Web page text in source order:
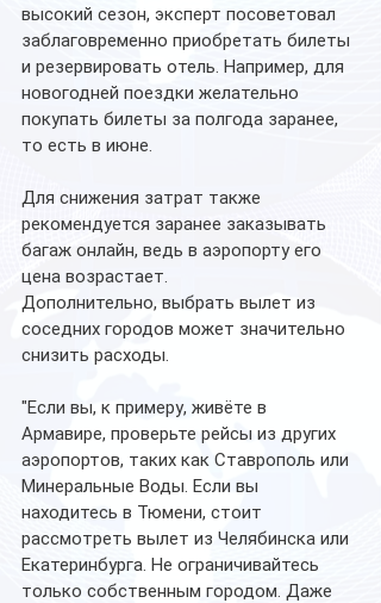
высокий сезон, эксперт посоветовал
заблаговременно приобретать билеты
и резервировать отель. Например, для
новогодней поездки желательно
покупать билеты за полгода заранее,
то есть в июне.
Для снижения затрат также
рекомендуется заранее заказывать
багаж онлайн, ведь в аэропорту его
цена возрастает.
Дополнительно, выбрать вылет из
соседних городов может значительно
снизить расходы.
"Если вы, к примеру, живёте в
Армавире, проверьте рейсы из других
аэропортов, таких как Ставрополь или
Минеральные Воды. Если вы
находитесь в Тюмени, стоит
рассмотреть вылет из Челябинска или
Екатеринбурга. Не ограничивайтесь
только собственным городом. Даже